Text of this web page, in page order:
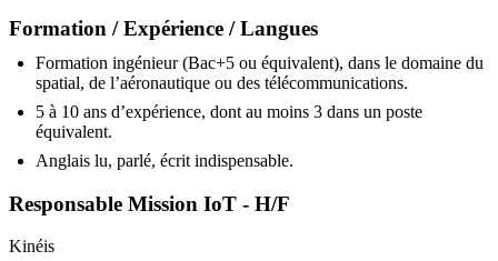
Formation / Expérience / Langues
Formation ingénieur (Bac+5 ou équivalent), dans le domaine du
spatial, de l’aéronautique ou des télécommunications.
5 à 10 ans d’expérience, dont au moins 3 dans un poste
équivalent.
Anglais lu, parlé, écrit indispensable.
Responsable Mission IoT - H/F
Kinéis